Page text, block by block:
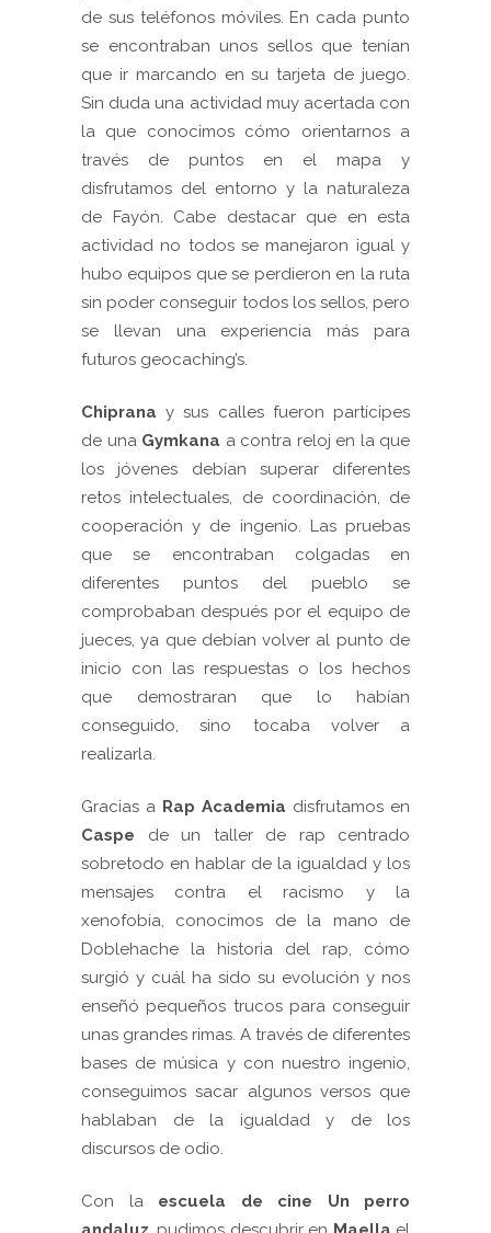
de sus teléfonos móviles. En cada punto
se encontraban unos sellos que tenían
que ir marcando en su tarjeta de juego.
Sin duda una actividad muy acertada con
la que conocimos cómo orientarnos a
través de puntos en el mapa y
disfrutamos del entorno y la naturaleza
de Fayón. Cabe destacar que en esta
actividad no todos se manejaron igual y
hubo equipos que se perdieron en la ruta
sin poder conseguir todos los sellos, pero
se llevan una experiencia más para
futuros geocaching’s.
Chiprana y sus calles fueron partícipes
de una Gymkana a contra reloj en la que
los jóvenes debían superar diferentes
retos intelectuales, de coordinación, de
cooperación y de ingenio. Las pruebas
que se encontraban colgadas en
diferentes puntos del pueblo se
comprobaban después por el equipo de
jueces, ya que debían volver al punto de
inicio con las respuestas o los hechos
que demostraran que lo habían
conseguido, sino tocaba volver a
realizarla.
Gracias a Rap Academia disfrutamos en
Caspe de un taller de rap centrado
sobretodo en hablar de la igualdad y los
mensajes contra el racismo y la
xenofobia, conocimos de la mano de
Doblehache la historia del rap, cómo
surgió y cuál ha sido su evolución y nos
enseñó pequeños trucos para conseguir
unas grandes rimas. A través de diferentes
bases de música y con nuestro ingenio,
conseguimos sacar algunos versos que
hablaban de la igualdad y de los
discursos de odio.
Con la escuela de cine Un perro